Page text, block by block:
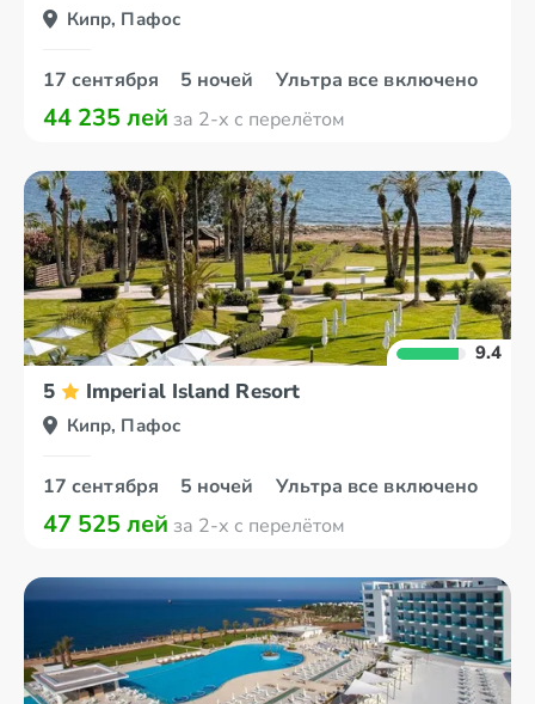
Кипр, Пафос
17 сентября 5 ночей Ультра все включено
44 235 лей за 2-х с перелётом
9.4
5 Imperial Island Resort
Кипр, Пафос
17 сентября 5 ночей Ультра все включено
47 525 лей за 2-х с перелётом